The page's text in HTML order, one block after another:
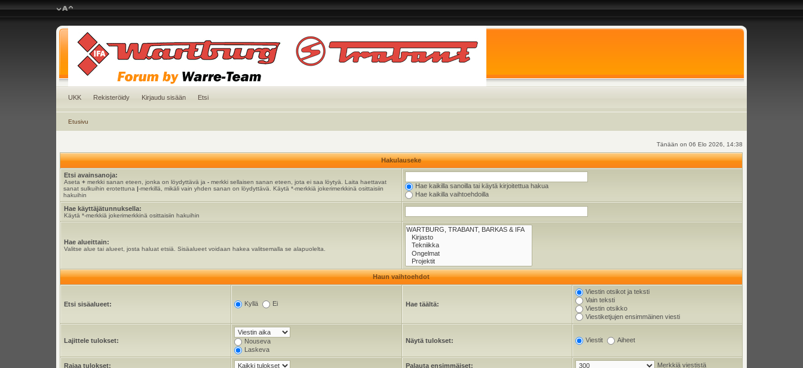
UKK Rekisteröidy Kirjaudu sisään Etsi
Etusivu
Tänään on 06 Elo 2026, 14:38
Hakulauseke
Etsi avainsanoja:
Aseta+ merkki sanan eteen, jonka on löydyttävä ja- merkki sellaisen sanan eteen, jota ei saa löytyä. Laita haettavat
sanat sulkuihin erotettuna|-merkillä, mikäli vain yhden sanan on löydyttävä. Käytä *-merkkiä jokerimerkkinä osittaisiin
hakuihin
Hae kaikilla sanoilla tai käytä kirjoitettua hakua
Hae kaikilla vaihtoehdoilla
Hae käyttäjätunnuksella:
Käytä *-merkkiä jokerimerkkinä osittaisiin hakuihin
Hae alueittain:
Valitse alue tai alueet, josta haluat etsiä. Sisäalueet voidaan hakea valitsemalla se alapuolelta.
Haun vaihtoehdot
Etsi sisäalueet: Kyllä Ei Hae täältä:
Viestin otsikot ja teksti
Vain teksti
Viestin otsikko
Viestiketjujen ensimmäinen viesti
Lajittele tulokset:
Nouseva
Laskeva
Näytä tulokset: Viestit Aiheet
Rajaa tulokset: Palauta ensimmäiset: Merkkiä viestistä